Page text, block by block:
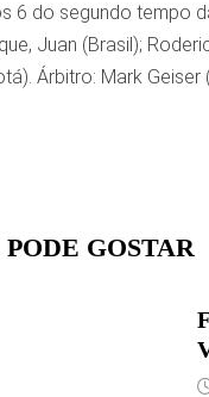
6 do segundo tempo
Juan (Brasil);
Árbitro: Mark
GOSTAR